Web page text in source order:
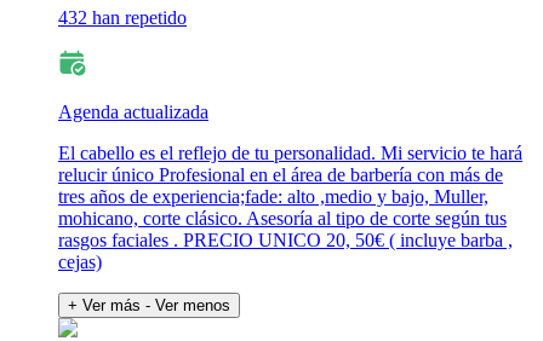
432 han repetido
Agenda actualizada
El cabello es el reflejo de tu personalidad. Mi servicio te hará
relucir único Profesional en el área de barbería con más de
tres años de experiencia;fade: alto ,medio y bajo, Muller,
mohicano, corte clásico. Asesoría al tipo de corte según tus
rasgos faciales . PRECIO UNICO 20, 50€ ( incluye barba ,
cejas)
+ Ver más - Ver menos